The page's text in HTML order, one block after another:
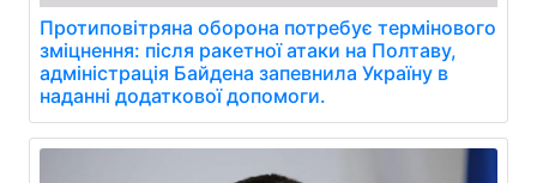
Протиповітряна оборона потребує термінового
зміцнення: після ракетної атаки на Полтаву,
адміністрація Байдена запевнила Україну в
наданні додаткової допомоги.